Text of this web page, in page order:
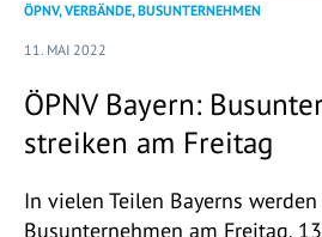
ÖPNV, VERBÄNDE, BUSUNTERNEHMEN
11. MAI 2022
ÖPNV Bayern:
streiken am Freitag
In vielen Teilen Bayerns
Busunternehmen am Freitag,